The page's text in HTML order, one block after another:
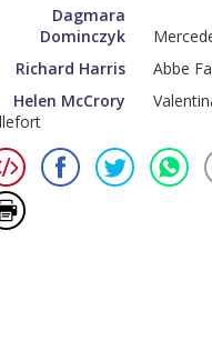
Dagmara
Dominczyk
Richard Harris
Abbe
Helen McCrory